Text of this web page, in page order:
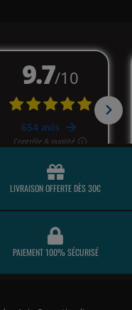
(1 avis)
LIVRAISON OFFERTE DÈS 30€
PAIEMENT 100% SÉCURISÉ